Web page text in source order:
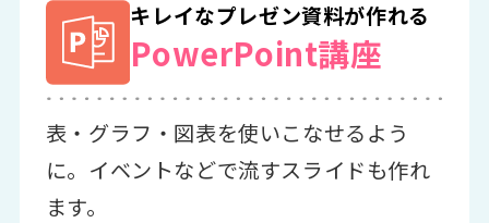
キレイなプレゼン資料が作れる
PowerPoint講座
表・グラフ・図表を使いこなせるよう
に。イベントなどで流すスライドも作れ
ます。